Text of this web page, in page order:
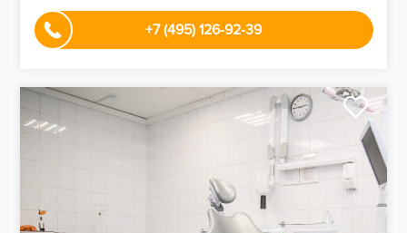
+7 (495) 126-92-39